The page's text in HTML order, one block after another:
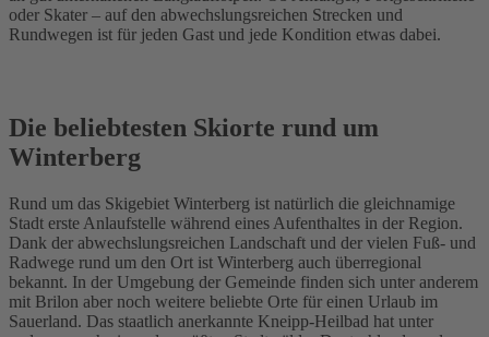
oder Skater – auf den abwechslungsreichen Strecken und
Rundwegen ist für jeden Gast und jede Kondition etwas dabei.
Die beliebtesten Skiorte rund um
Winterberg
Rund um das Skigebiet Winterberg ist natürlich die gleichnamige
Stadt erste Anlaufstelle während eines Aufenthaltes in der Region.
Dank der abwechslungsreichen Landschaft und der vielen Fuß- und
Radwege rund um den Ort ist Winterberg auch überregional
bekannt. In der Umgebung der Gemeinde finden sich unter anderem
mit Brilon aber noch weitere beliebte Orte für einen Urlaub im
Sauerland. Das staatlich anerkannte Kneipp-Heilbad hat unter